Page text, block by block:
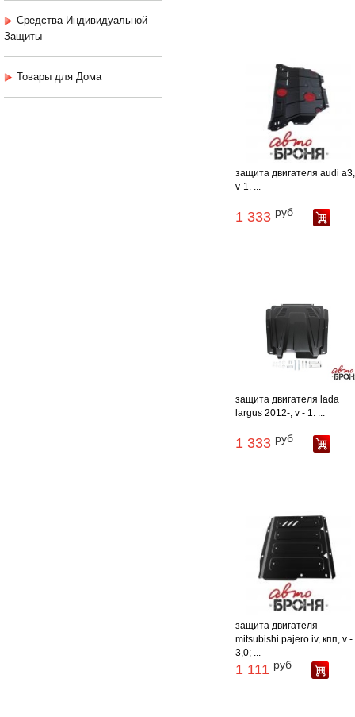
Средства Индивидуальной
Защиты
Товары для Дома
защита двигателя audi a3,
v-1. ...
1 333 руб
защита двигателя lada
largus 2012-, v - 1. ...
1 333 руб
защита двигателя
mitsubishi pajero iv, кпп, v -
3,0; ...
1 111 руб